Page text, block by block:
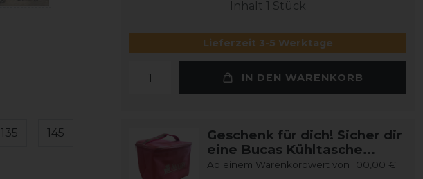
135 145
Inhalt 1 Stück
Lieferzeit 3-5 Werktage
IN DEN WARENKORB
Geschenk für dich! Sicher dir
eine Bucas Kühltasche...
Ab einem Warenkorbwert von 100,00 €